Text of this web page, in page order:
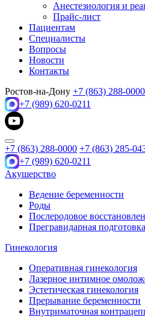
Анестезиология и
Прайс-лист
Пациентам
Специалисты
Вопросы
Новости
Контакты
Ростов-на-Дону +7 (863) 288-0000
+7 (989) 620-0211
+7 (863) 288-0000 +7 (863) 285-
+7 (989) 620-0211
Акушерство
Ведение беременности
Роды
Послеродовое
Прегравидарная подготовка
Гинекология
Оперативная гинекология
Лазерное интимное
Эстетическая гинекология
Прерывание беременности
Внутриматочная